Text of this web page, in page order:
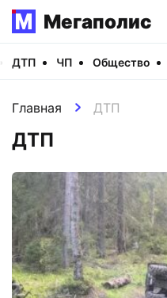
Мегаполис
ДТП ЧП Общество
Главная ДТП
ДТП